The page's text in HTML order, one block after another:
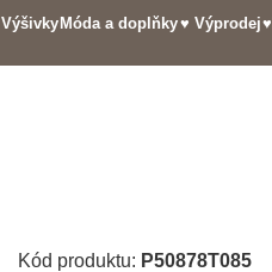
Výšivky Móda a doplňky♥ Výprodej
Kód produktu: P50878T085